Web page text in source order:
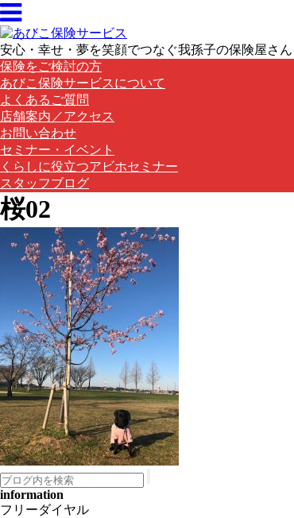
安心・幸せ・夢を笑顔でつなぐ我孫子の保険屋さん
保険をご検討の方
あびこ保険サービスについて
よくあるご質問
店舗案内／アクセス
お問い合わせ
セミナー・イベント
くらしに役立つアビホセミナー
スタッフブログ
桜02
information
フリーダイヤル